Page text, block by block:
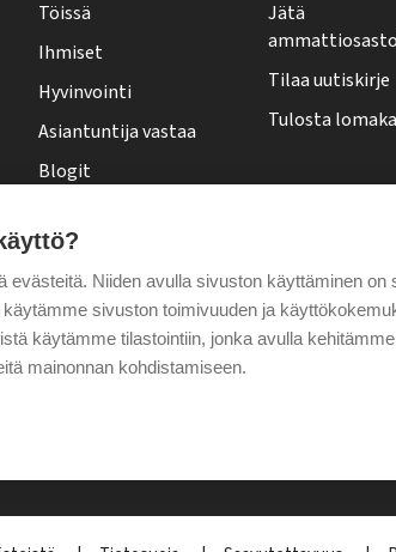
-
l
e
h
t
f
o
o
t
Töissä
Ihmiset
Hyvinvointi
Asiantuntija vastaa
Blogit
Pääkirjoitus
Puheenjohtajalta
Jätä
Tilaa uutiskirje
Tulosta
evästeitä. Niiden avulla sivuston käyttäminen on
sivuston toimivuuden ja
käytämme tilastointiin, jonka avulla
mainonnan kohdistamiseen.